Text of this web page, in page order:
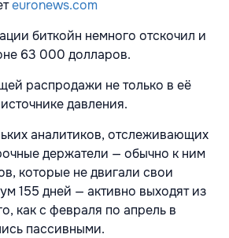
euronews.com
биткойн немного отскочил и
63 000 долларов.
распродажи не только в её
давления.
аналитиков, отслеживающих
держатели — обычно к ним
которые не двигали свои
155 дней — активно выходят из
как с февраля по апрель в
пассивными.